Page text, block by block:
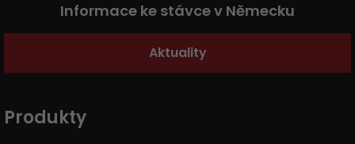
Informace ke stávce v Německu
Aktuality
Produkty